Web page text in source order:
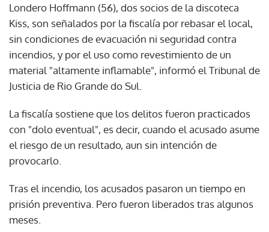
Londero Hoffmann (56), dos socios de la discoteca
Kiss, son señalados por la fiscalía por rebasar el local,
sin condiciones de evacuación ni seguridad contra
incendios, y por el uso como revestimiento de un
material "altamente inflamable", informó el Tribunal de
Justicia de Rio Grande do Sul.
La fiscalía sostiene que los delitos fueron practicados
con "dolo eventual", es decir, cuando el acusado asume
el riesgo de un resultado, aun sin intención de
provocarlo.
Tras el incendio, los acusados pasaron un tiempo en
prisión preventiva. Pero fueron liberados tras algunos
meses.